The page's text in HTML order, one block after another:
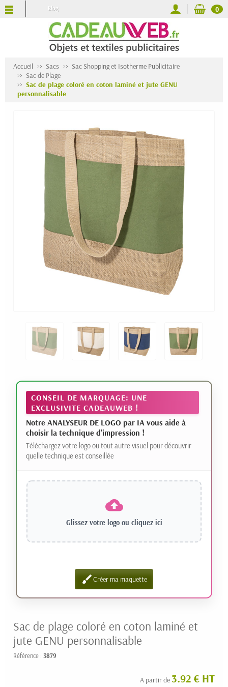
Blog 0
Accueil Sacs
Sac Shopping et Isotherme Publicitaire
Sac de Plage
Sac de plage coloré en coton laminé et jute GENU
personnalisable
CONSEIL DE MARQUAGE: UNE
EXCLUSIVITE CADEAUWEB !
Notre ANALYSEUR DE LOGO par IA vous aide à
choisir la technique d'impression !
Téléchargez votre logo ou tout autre visuel pour découvrir
quelle technique est conseillée
Glissez votre logo ou cliquez ici
brushCréer ma maquette
Sac de plage coloré en coton laminé et
jute GENU personnalisable
Référence : 3879
A partir de 3.92 € HT